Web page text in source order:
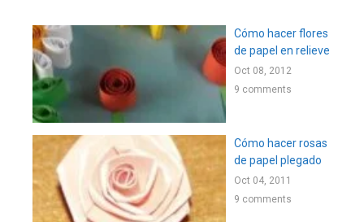
Cómo hacer flores
de papel en relieve
Oct 08, 2012
9 comments
Cómo hacer rosas
de papel plegado
Oct 04, 2011
9 comments